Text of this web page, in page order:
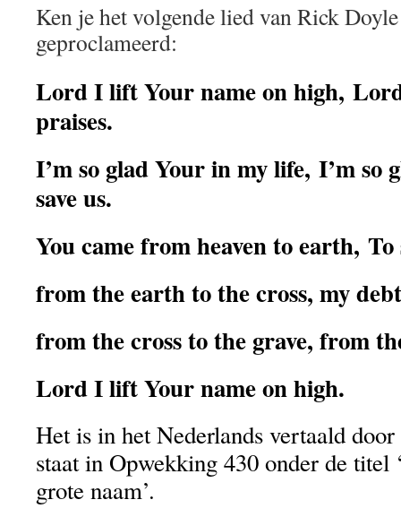
Ken je het volgende lied van Rick
geproclameerd:
Lord I lift Your name on high,
praises.
I’m so glad Your in my life, I’m so
save us.
You came from heaven to earth, To
from the earth to the cross, my
from the cross to the grave, from
Lord I lift Your name on high.
Het is in het Nederlands vertaald door
staat in Opwekking 430 onder de
grote naam’.